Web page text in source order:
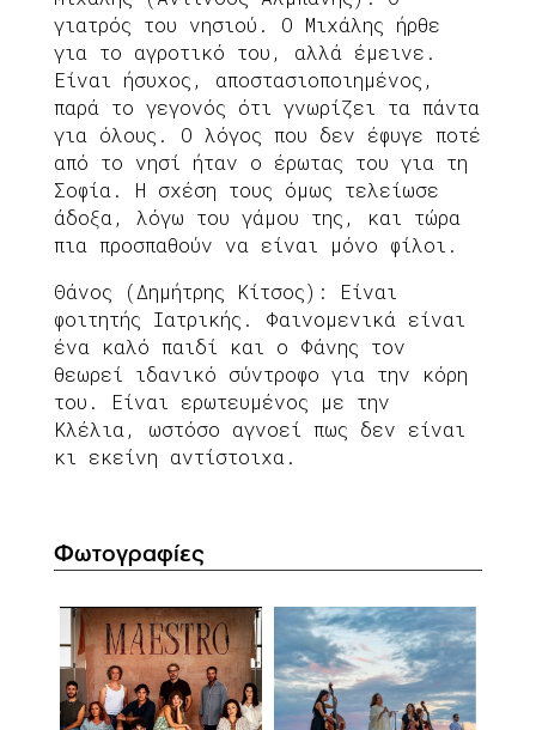
γιατρός του νησιού. Ο Μιχάλης ήρθε
για το αγροτικό του, αλλά έμεινε.
Είναι ήσυχος, αποστασιοποιημένος,
παρά το γεγονός ότι γνωρίζει τα πάντα
για όλους. Ο λόγος που δεν έφυγε ποτέ
από το νησί ήταν ο έρωτας του για τη
Σοφία. Η σχέση τους όμως τελείωσε
άδοξα, λόγω του γάμου της, και τώρα
πια προσπαθούν να είναι μόνο φίλοι.
Θάνος (Δημήτρης Κίτσος): Είναι
φοιτητής Ιατρικής. Φαινομενικά είναι
ένα καλό παιδί και ο Φάνης τον
θεωρεί ιδανικό σύντροφο για την κόρη
του. Είναι ερωτευμένος με την
Κλέλια, ωστόσο αγνοεί πως δεν είναι
κι εκείνη αντίστοιχα.
Φωτογραφίες